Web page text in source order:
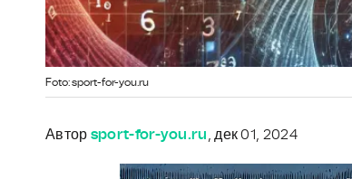
Foto: sport-for-you.ru
Автор sport-for-you.ru, дек 01, 2024